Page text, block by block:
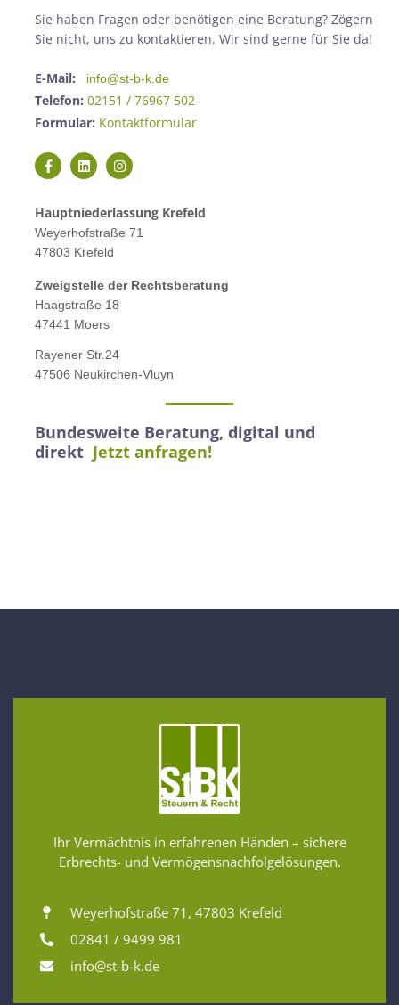
Sie haben Fragen oder benötigen eine Beratung? Zögern
Sie nicht, uns zu kontaktieren. Wir sind gerne für Sie da!
E-Mail: info@st-b-k.de
Telefon: 02151 / 76967 502
Formular: Kontaktformular
Hauptniederlassung Krefeld
Weyerhofstraße 71
47803 Krefeld
Zweigstelle der Rechtsberatung
Haagstraße 18
47441 Moers
Rayener Str.24
47506 Neukirchen-Vluyn
Bundesweite Beratung, digital und
direkt Jetzt anfragen!
Ihr Vermächtnis in erfahrenen Händen – sichere
Erbrechts- und Vermögensnachfolgelösungen.
Weyerhofstraße 71, 47803 Krefeld
02841 / 9499 981
info@st-b-k.de